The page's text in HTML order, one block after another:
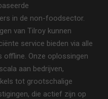
in de non-foodsector.
van Tilroy kunnen
service bieden via alle
offline. Onze oplossingen
aan bedrijven,
tot grootschalige
die actief zijn op